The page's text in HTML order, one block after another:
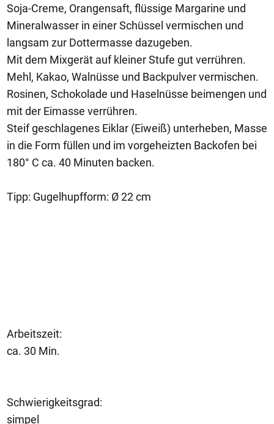
Soja-Creme, Orangensaft, flüssige Margarine und
Mineralwasser in einer Schüssel vermischen und
langsam zur Dottermasse dazugeben.
Mit dem Mixgerät auf kleiner Stufe gut verrühren.
Mehl, Kakao, Walnüsse und Backpulver vermischen.
Rosinen, Schokolade und Haselnüsse beimengen und
mit der Eimasse verrühren.
Steif geschlagenes Eiklar (Eiweiß) unterheben, Masse
in die Form füllen und im vorgeheizten Backofen bei
180° C ca. 40 Minuten backen.
Tipp: Gugelhupfform: Ø 22 cm
Arbeitszeit:
ca. 30 Min.
Schwierigkeitsgrad:
simpel